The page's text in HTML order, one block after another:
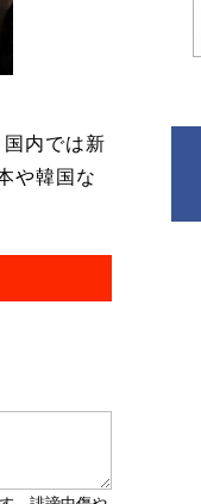
内では新
や韓国な